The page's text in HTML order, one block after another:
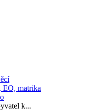
EO, matrika
k...